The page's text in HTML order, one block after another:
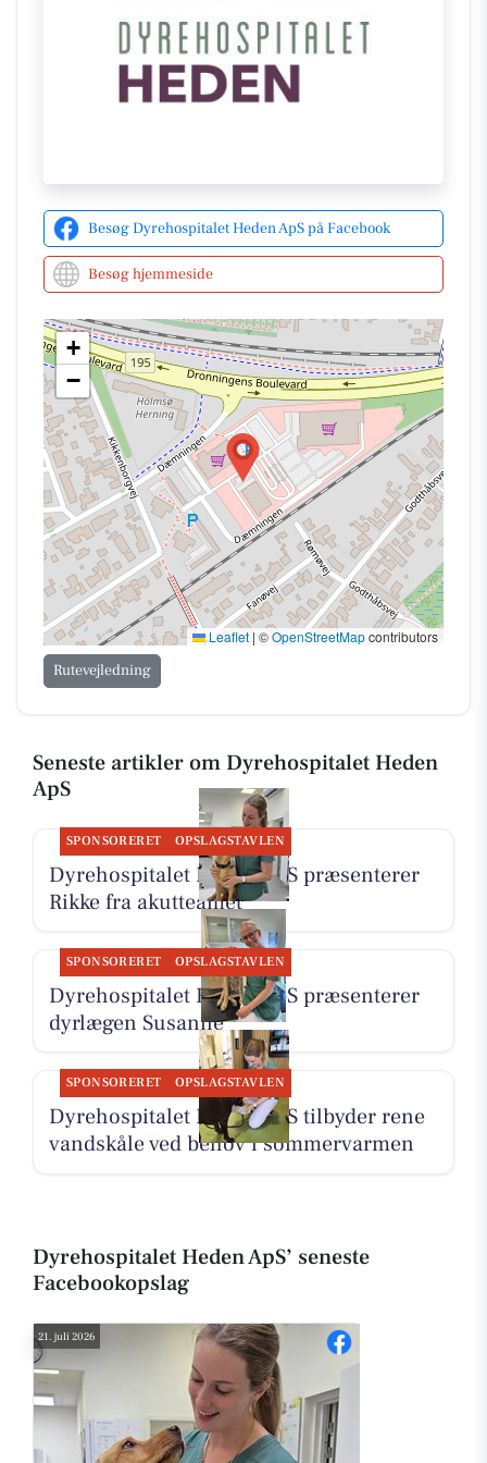
bløddelskirurgi er et værdifuldt element i det
kirurgiske team.
Desuden er Rikke, en autoriseret
også ansvarlig for at dele indblik fra dyrehospitalets
hverdag på de sociale platforme. Læs mere om
deres arbejde og seneste opdateringer på deres
yderligere information.
Besøg Dyrehospitalet Heden ApS på Facebook
Besøg hjemmeside
+
−
Leaflet | ©OpenStreetMapcontributors
Rutevejledning
Seneste artikler om Dyrehospitalet Heden
ApS
SPONSORERET OPSLAGSTAVLEN
Dyrehospitalet Heden ApS præsenterer
Rikke fra akutteamet
SPONSORERET OPSLAGSTAVLEN
Dyrehospitalet Heden ApS præsenterer
dyrlægen Susanne
SPONSORERET OPSLAGSTAVLEN
Dyrehospitalet Heden ApS tilbyder rene
vandskåle ved behov i sommervarmen
Dyrehospitalet Heden ApS’ seneste
Facebookopslag
21. juli 2026